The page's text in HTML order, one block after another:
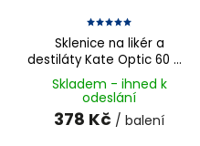
Sklenice na likér a
destiláty Kate Optic 60 ml,
Skladem - ihned k
odeslání
378 Kč / balení